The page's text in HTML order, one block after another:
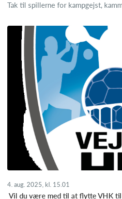
Tak til spillerne for kampgejst,
4. aug. 2025, kl. 15.01
Vil du være med til at flytte VHK